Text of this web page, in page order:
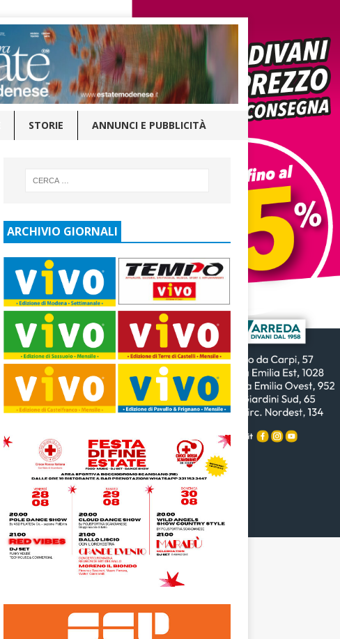
STORIE ANNUNCI E PUBBLICITÀ
ARCHIVIO GIORNALI